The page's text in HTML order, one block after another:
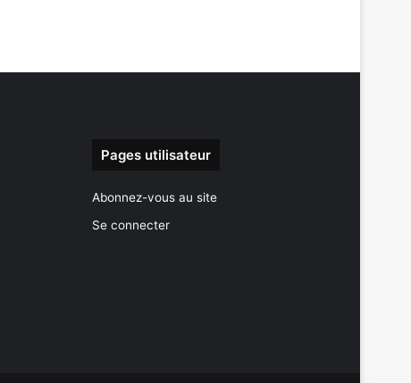
Pages utilisateur
Abonnez-vous au site
Se connecter